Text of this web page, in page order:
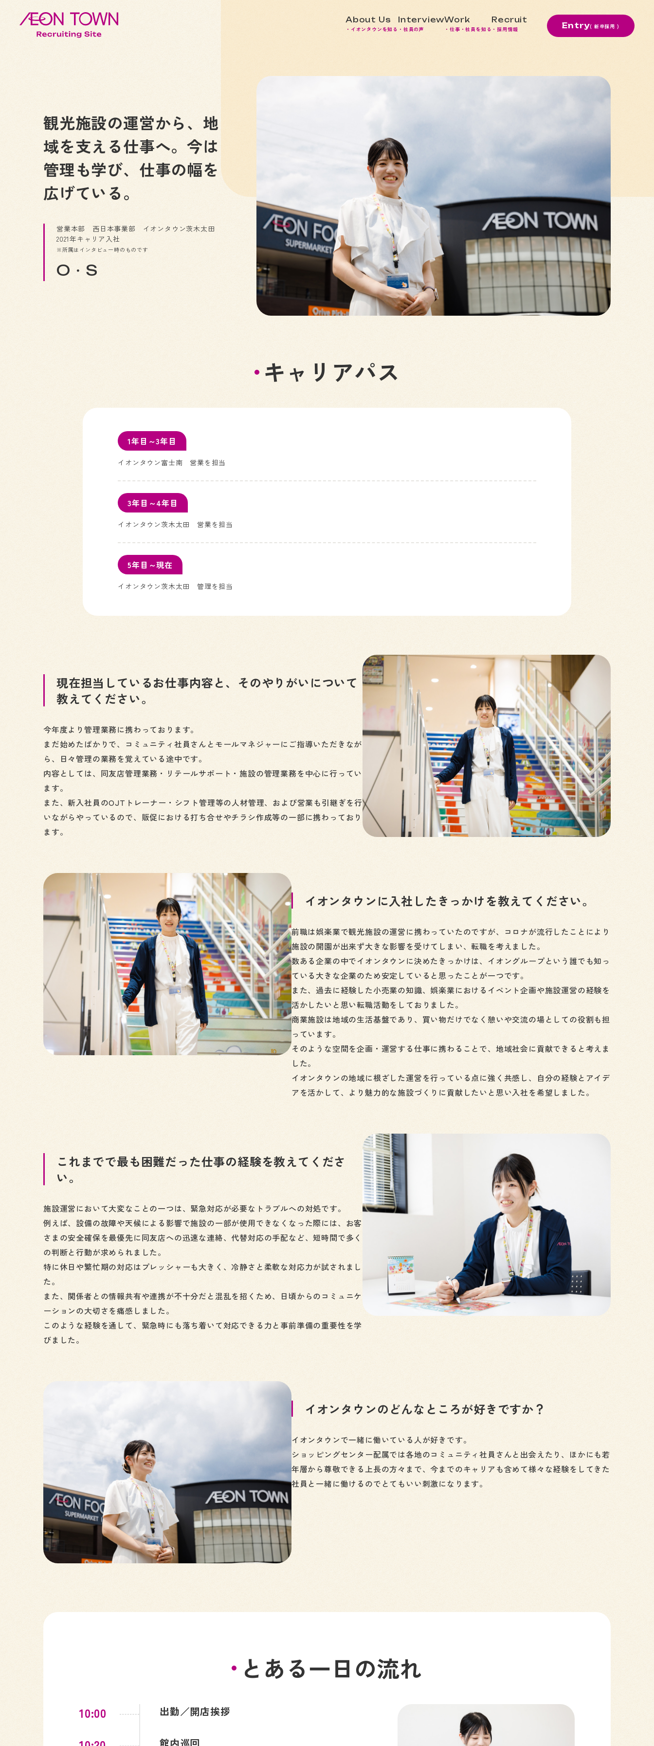
About Us
・イオンタウンを知る
Interview
・社員の声
Work
・仕事・社員を知る
Recruit
・採用情報 Entry( 新卒採用 )
観光施設の運営から、地
域を支える仕事へ。今は
管理も学び、仕事の幅を
広げている。
営業本部 西日本事業部 イオンタウン茨木太田
2021年キャリア入社
※所属はインタビュー時のものです
O・S
キャリアパス
1年目～3年目
イオンタウン富士南 営業を担当
3年目～4年目
イオンタウン茨木太田 営業を担当
5年目～現在
イオンタウン茨木太田 管理を担当
現在担当しているお仕事内容と、そのやりがいについて
教えてください。
今年度より管理業務に携わっております。
まだ始めたばかりで、コミュニティ社員さんとモールマネジャーにご指導いただきなが
ら、日々管理の業務を覚えている途中です。
内容としては、同友店管理業務・リテールサポート・施設の管理業務を中心に行ってい
ます。
また、新入社員のOJTトレーナー・シフト管理等の人材管理、および営業も引継ぎを行
いながらやっているので、販促における打ち合せやチラシ作成等の一部に携わっており
ます。
イオンタウンに入社したきっかけを教えてください。
前職は娯楽業で観光施設の運営に携わっていたのですが、コロナが流行したことにより
施設の開園が出来ず大きな影響を受けてしまい、転職を考えました。
数ある企業の中でイオンタウンに決めたきっかけは、イオングループという誰でも知っ
ている大きな企業のため安定していると思ったことが一つです。
また、過去に経験した小売業の知識、娯楽業におけるイベント企画や施設運営の経験を
活かしたいと思い転職活動をしておりました。
商業施設は地域の生活基盤であり、買い物だけでなく憩いや交流の場としての役割も担
っています。
そのような空間を企画・運営する仕事に携わることで、地域社会に貢献できると考えま
した。
イオンタウンの地域に根ざした運営を行っている点に強く共感し、自分の経験とアイデ
アを活かして、より魅力的な施設づくりに貢献したいと思い入社を希望しました。
これまでで最も困難だった仕事の経験を教えてくださ
い。
施設運営において大変なことの一つは、緊急対応が必要なトラブルへの対処です。
例えば、設備の故障や天候による影響で施設の一部が使用できなくなった際には、お客
さまの安全確保を最優先に同友店への迅速な連絡、代替対応の手配など、短時間で多く
の判断と行動が求められました。
特に休日や繁忙期の対応はプレッシャーも大きく、冷静さと柔軟な対応力が試されまし
た。
また、関係者との情報共有や連携が不十分だと混乱を招くため、日頃からのコミュニケ
ーションの大切さを痛感しました。
このような経験を通して、緊急時にも落ち着いて対応できる力と事前準備の重要性を学
びました。
イオンタウンのどんなところが好きですか？
イオンタウンで一緒に働いている人が好きです。
ショッピングセンター配属では各地のコミュニティ社員さんと出会えたり、ほかにも若
年層から尊敬できる上長の方々まで、今までのキャリアも含めて様々な経験をしてきた
社員と一緒に働けるのでとてもいい刺激になります。
とある一日の流れ
10:00 出勤／開店挨拶
館内巡回